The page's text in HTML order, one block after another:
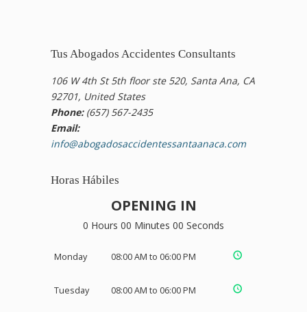
Tus Abogados Accidentes Consultants
106 W 4th St 5th floor ste 520, Santa Ana, CA
92701, United States
Phone:(657) 567-2435
Email:
info@abogadosaccidentessantaanaca.com
Horas Hábiles
OPENING IN
0 Hours 00 Minutes 00 Seconds
Monday 08:00 AM to 06:00 PM
Tuesday 08:00 AM to 06:00 PM